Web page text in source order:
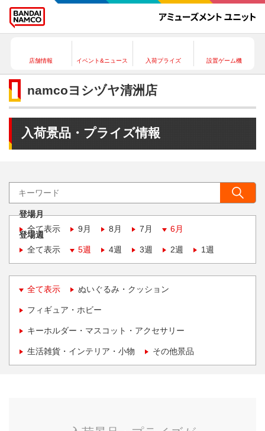
店舗情報 イベント&ニュース 入荷プライズ 設置ゲーム機
namcoヨシヅヤ清洲店
入荷景品・プライズ情報
登場月
全て表示
9月 8月 7月 6月
登場週
全て表示
5週 4週 3週 2週 1週
全て表示 ぬいぐるみ・クッション
フィギュア・ホビー
キーホルダー・マスコット・アクセサリー
生活雑貨・インテリア・小物 その他景品